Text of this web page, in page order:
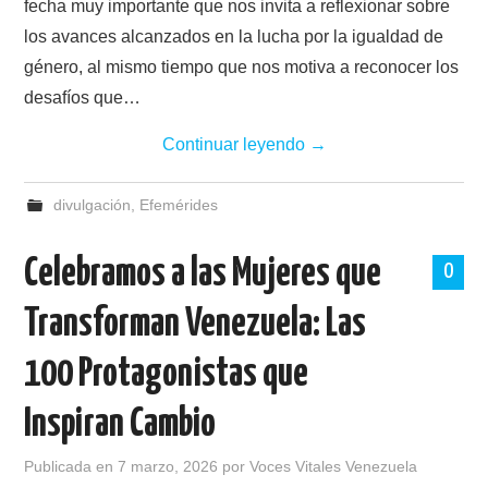
fecha muy importante que nos invita a reflexionar sobre
los avances alcanzados en la lucha por la igualdad de
género, al mismo tiempo que nos motiva a reconocer los
desafíos que…
Continuar leyendo →
divulgación Efemérides
0
Celebramos a las Mujeres que
Transforman Venezuela: Las
100 Protagonistas que
Inspiran Cambio
Publicada en7 marzo, 2026 porVoces Vitales Venezuela